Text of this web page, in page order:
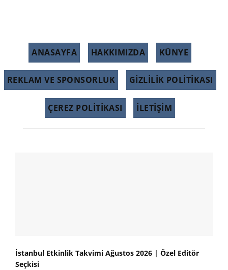
ANASAYFA HAKKIMIZDA KÜNYE
REKLAM VE SPONSORLUK GIZLILIK POLITIKASI
ÇEREZ POLITIKASI İLETİŞİM
İstanbul Etkinlik Takvimi Ağustos 2026 | Özel Editör
Seçkisi